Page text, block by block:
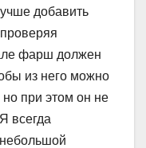
добавить
фарш должен
из него можно
при этом он не
всегда